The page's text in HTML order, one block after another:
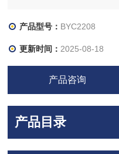
产品型号： BYC2208
更新时间： 2025-08-18
产品咨询
产品目录